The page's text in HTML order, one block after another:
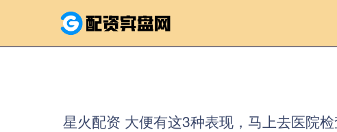
星火配资 大便有这3种表现，马上去医院